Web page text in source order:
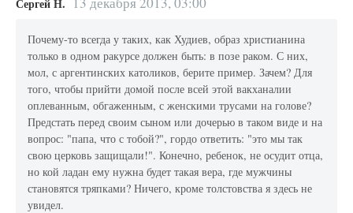
Сергей Н.
Почему-то всегда у таких, как Худиев, образ христианина
только в одном ракурсе должен быть: в позе раком. С них,
мол, с аргентинских католиков, берите пример. Зачем? Для
того, чтобы прийти домой после всей этой вакханалии
оплеванным, обгаженным, с женскими трусами на голове?
Предстать перед своим сыном или дочерью в таком виде и на
вопрос: "папа, что с тобой?", гордо ответить: "это мы так
свою церковь защищали!". Конечно, ребенок, не осудит отца,
но кой ладан ему нужна будет такая вера, где мужчины
становятся тряпками? Ничего, кроме толстовства я здесь не
увидел.